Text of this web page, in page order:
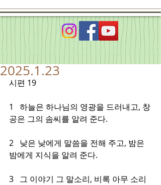
2025.1.23
시편 19
1   하늘은 하나님의 영광을 드러내고, 창
공은 그의 솜씨를 알려 준다.
2   낮은 낮에게 말씀을 전해 주고, 밤은
밤에게 지식을 알려 준다.
3   그 이야기 그 말소리, 비록 아무 소리